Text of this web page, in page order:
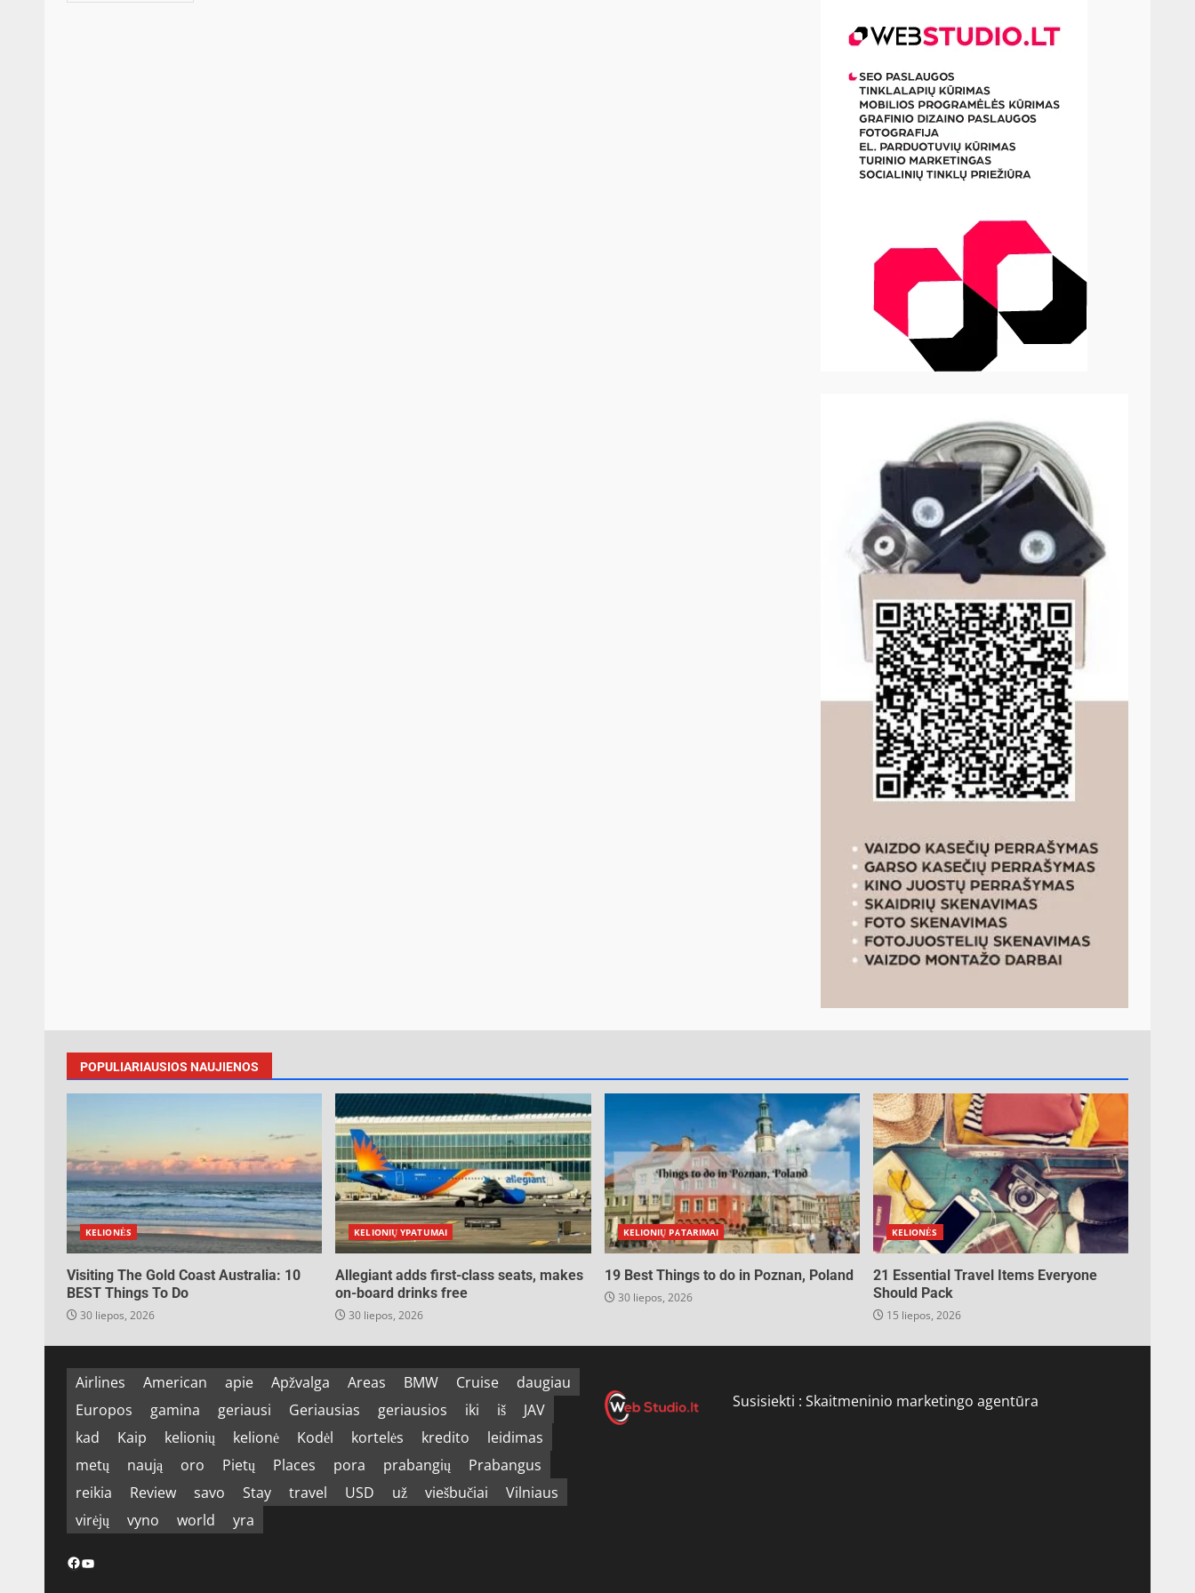
POPULIARIAUSIOS NAUJIENOS
KELIONĖS
Visiting The Gold Coast Australia: 10
BEST Things To Do
30 liepos, 2026
KELIONIŲ YPATUMAI
Allegiant adds first-class seats, makes
on-board drinks free
30 liepos, 2026
KELIONIŲ PATARIMAI
19 Best Things to do in Poznan, Poland
30 liepos, 2026
KELIONĖS
21 Essential Travel Items Everyone
Should Pack
15 liepos, 2026
Airlines American apie Apžvalga Areas BMW Cruise
daugiau
Europos
gamina geriausi Geriausias geriausios iki iš
JAV
kad
Kaip kelionių kelionė Kodėl kortelės kredito
leidimas
metų
naują oro Pietų Places pora prabangių
Prabangus
reikia
Review savo Stay travel USD už viešbučiai
Vilniaus
virėjų
vyno world yra
Facebook
YouTube
Susisiekti :Skaitmeninio marketingo agentūra